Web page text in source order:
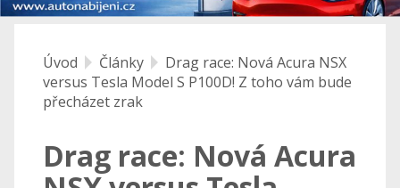
Úvod Články
Drag race: Nová Acura NSX
versus Tesla Model S P100D! Z toho vám bude
přecházet zrak
Drag race: Nová Acura